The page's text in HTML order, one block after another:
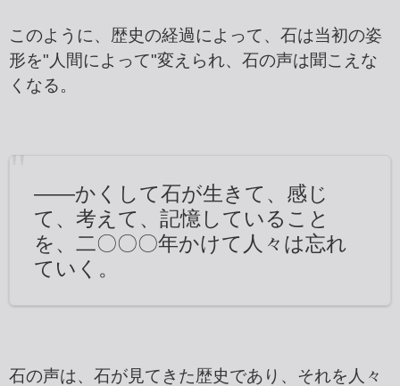
このように、歴史の経過によって、石は当初の姿
形を"人間によって"変えられ、石の声は聞こえな
くなる。
――かくして石が生きて、感じ
て、考えて、記憶していること
を、二〇〇〇年かけて人々は忘れ
ていく。
石の声は、石が見てきた歴史であり、それを人々